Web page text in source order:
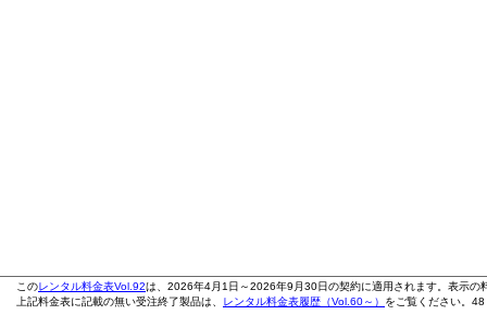
このレンタル料金表Vol.92は、2026年4月1日～2026年9月30日の契約に適用されます。表示
上記料金表に記載の無い受注終了製品は、 レンタル料金表履歴（Vol.60～） をご覧ください。